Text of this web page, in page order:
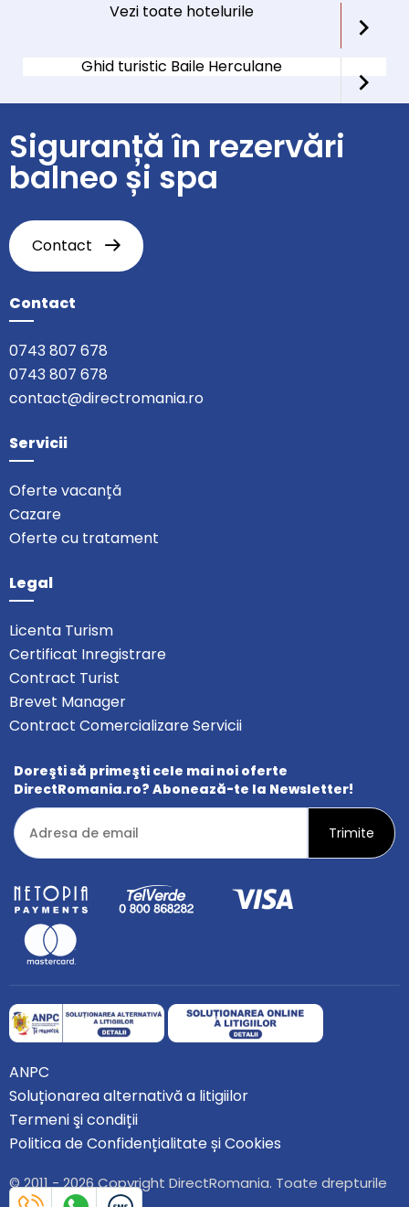
Vezi toate hotelurile
Ghid turistic Baile Herculane
Siguranță în rezervări
balneo și spa
Contact
Contact
0743 807 678
0743 807 678
contact@directromania.ro
Servicii
Oferte vacanță
Cazare
Oferte cu tratament
Legal
Licenta Turism
Certificat Inregistrare
Contract Turist
Brevet Manager
Contract Comercializare Servicii
Doreşti să primeşti cele mai noi oferte
DirectRomania.ro? Abonează-te la Newsletter!
ANPC
Soluționarea alternativă a litigiilor
Termeni şi condiții
Politica de Confidențialitate și Cookies
© 2011 - 2026 Copyright DirectRomania. Toate drepturile
rezervate.